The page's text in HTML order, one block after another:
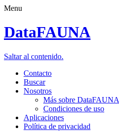
Menu
DataFAUNA
Saltar al contenido.
Contacto
Buscar
Nosotros
Más sobre DataFAUNA
Condiciones de uso
Aplicaciones
Política de privacidad